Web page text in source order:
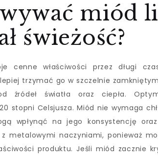
miód
świeżość?
cenne właściwości przez długi
trzymać go w szczelnie
światła oraz ciepła.
stopni Celsjusza. Miód nie wymaga
wpłynąć na jego konsystencję
metalowymi naczyniami, ponieważ
produktu. Jeśli miód zacznie